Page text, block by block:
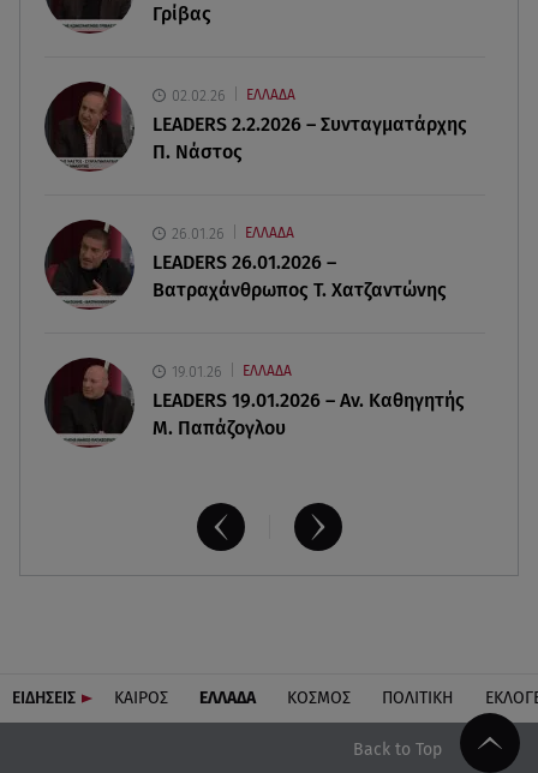
εισερχόμενης ναυσιπλοΐας
Κρήτη: Τι απαντά η ΕΛ.ΑΣ. για το βίντεο με τον
μεθυσμένο τουρίστα
αισθήσεις του ηλικιωμένος από πηγάδι
Γρίβας
02.02.26 ΕΛΛΑΔΑ
LEADERS 2.2.2026 – Συνταγματάρχης
Π. Νάστος
26.01.26 ΕΛΛΑΔΑ
LEADERS 26.01.2026 –
Βατραχάνθρωπος Τ. Χατζαντώνης
19.01.26 ΕΛΛΑΔΑ
LEADERS 19.01.2026 – Αν. Καθηγητής
Μ. Παπάζογλου
ΕΙΔΗΣΕΙΣ ΚΑΙΡΟΣ ΕΛΛΑΔΑ ΚΟΣΜΟΣ ΠΟΛΙΤΙΚΗ
Back to Top